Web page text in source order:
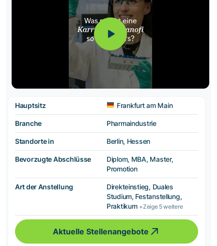
Hauptsitz Frankfurt am Main
Branche Pharmaindustrie
Standorte in Berlin, Hessen
Bevorzugte Abschlüsse
Diplom, MBA, Master,
Promotion
Art der Anstellung
Direkteinstieg, Duales
Studium, Festanstellung,
Praktikum +Zeige 5 weitere
Aktuelle Stellenangebote